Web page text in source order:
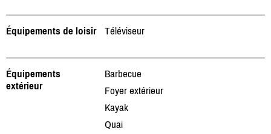
Équipements de loisir Téléviseur
Équipements
extérieur
Barbecue
Foyer extérieur
Kayak
Quai